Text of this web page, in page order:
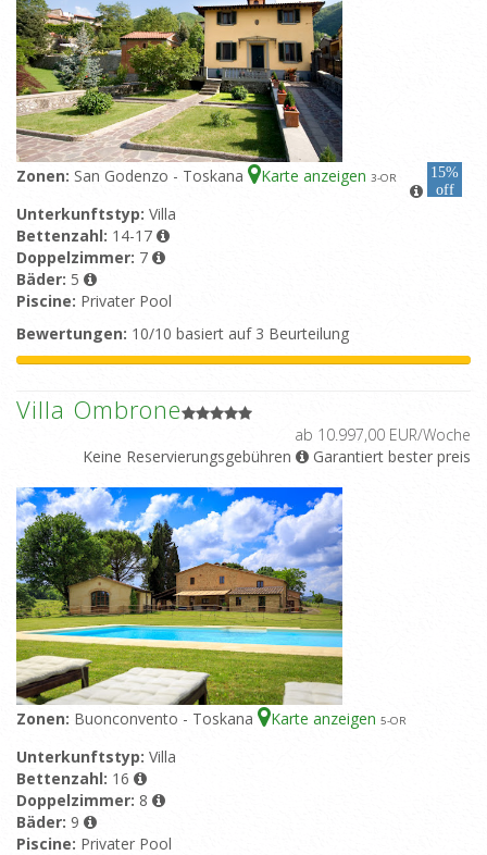
Zonen: San Godenzo - Toskana Karte anzeigen 3-OR
15%
off
Unterkunftstyp: Villa
Bettenzahl: 14-17
Doppelzimmer: 7
Bäder: 5
Piscine: Privater Pool
Bewertungen: 10/10 basiert auf 3 Beurteilung
Villa Ombrone
ab 10.997,00 EUR/Woche
Keine Reservierungsgebühren
Garantiert bester preis
Zonen: Buonconvento - Toskana Karte anzeigen 5-OR
Unterkunftstyp: Villa
Bettenzahl: 16
Doppelzimmer: 8
Bäder: 9
Piscine: Privater Pool